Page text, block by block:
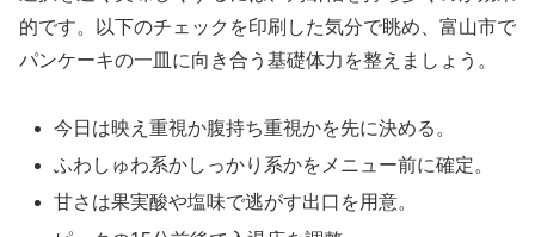
的です。以下のチェックを印刷した気分で眺め、富山市で
パンケーキの一皿に向き合う基礎体力を整えましょう。
今日は映え重視か腹持ち重視かを先に決める。
ふわしゅわ系かしっかり系かをメニュー前に確定。
甘さは果実酸や塩味で逃がす出口を用意。